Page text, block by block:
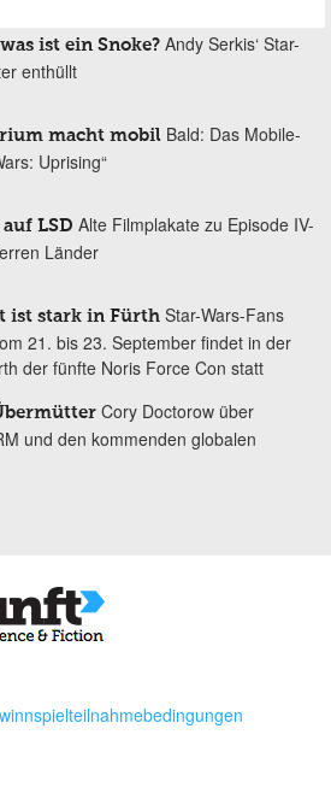
ist ein Snoke? Andy Serkis‘ Star-
enthüllt
macht mobil Bald: Das Mobile-
Uprising“
LSD Alte Filmplakate zu Episode IV-
Länder
ist stark in Fürth Star-Wars-Fans
21. bis 23. September findet in der
der fünfte Noris Force Con statt
Cory Doctorow über
und den kommenden globalen